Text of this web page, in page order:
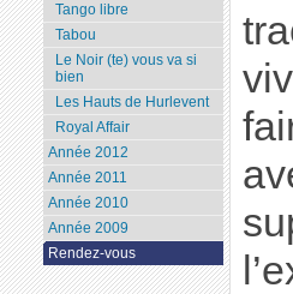
Tango libre
Tabou
Le Noir (te) vous va si
bien
Les Hauts de Hurlevent
Royal Affair
Année 2012
Année 2011
Année 2010
Année 2009
Rendez-vous